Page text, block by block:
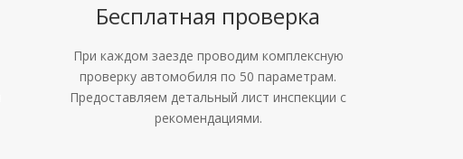
Бесплатная проверка
При каждом заезде проводим комплексную
проверку автомобиля по 50 параметрам.
Предоставляем детальный лист инспекции с
рекомендациями.